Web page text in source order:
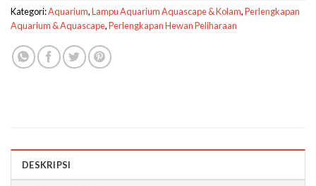
Kategori:Aquarium,Lampu Aquarium Aquascape & Kolam,Perlengkapan
Aquarium & Aquascape,Perlengkapan Hewan Peliharaan
DESKRIPSI